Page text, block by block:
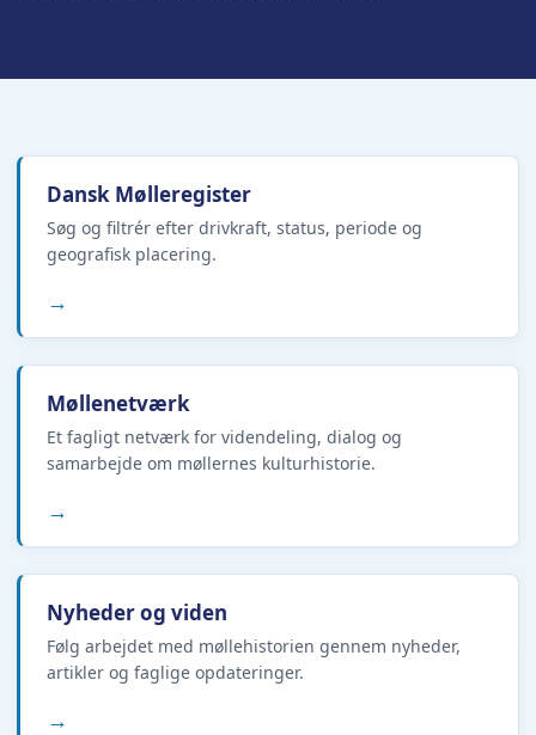
Dansk Mølleregister
Søg og filtrér efter drivkraft, status, periode og
geografisk placering.
→
Møllenetværk
Et fagligt netværk for videndeling, dialog og
samarbejde om møllernes kulturhistorie.
→
Nyheder og viden
Følg arbejdet med møllehistorien gennem nyheder,
artikler og faglige opdateringer.
→